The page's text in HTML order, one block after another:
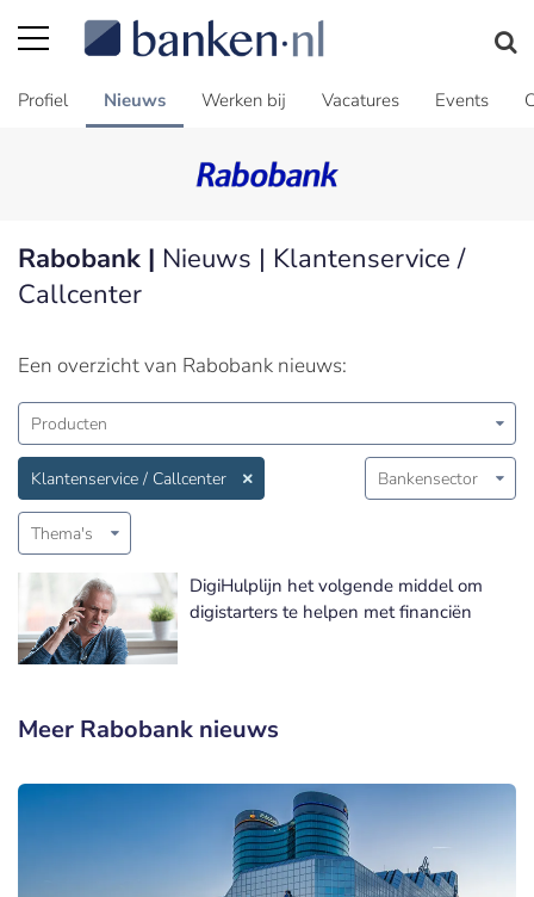
Profiel Nieuws Werken bij Vacatures Events
Rabobank | Nieuws | Klantenservice /
Callcenter
Een overzicht van Rabobank nieuws:
Producten
Klantenservice / Callcenter Bankensector
Thema's
DigiHulplijn het volgende middel om
digistarters te helpen met financiën
Meer Rabobank nieuws